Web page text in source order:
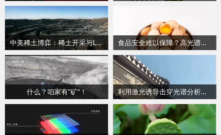
中美稀土博弈：稀土开采与LIBS技术 食品安全难以保障？高光谱成像技术守护“舌尖上的安全”
什么？咱家有“矿”！ 利用激光诱导击穿光谱分析法检测文物的土体成分